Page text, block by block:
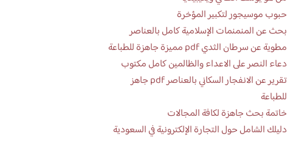
حبوب موسيجور لتكبير المؤخرة
بحث عن المنمنمات الإسلامية كامل بالعناصر
مطوية عن سرطان الثدي pdf مميزة جاهزة للطباعة
دعاء النصر على الاعداء والظالمين كامل مكتوب
تقرير عن الانفجار السكاني بالعناصر pdf جاهز
للطباعة
خاتمة بحث جاهزة لكافة المجالات
دليلك الشامل حول التجارة الإلكترونية في السعودية